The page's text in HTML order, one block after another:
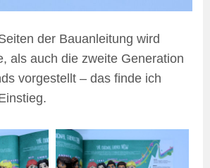
der Bauanleitung wird
als auch die zweite Generation
vorgestellt – das finde ich